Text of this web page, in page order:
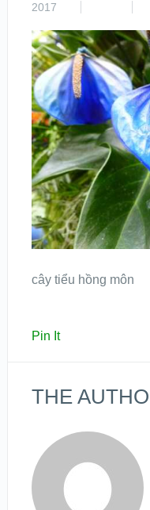
2017
cây tiểu hồng môn
Pin It
THE